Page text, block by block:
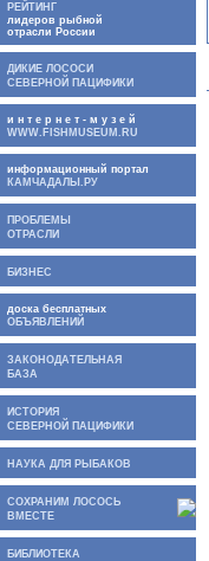
РЕЙТИНГ
лидеров рыбной
отрасли России
ДИКИЕ ЛОСОСИ
СЕВЕРНОЙ ПАЦИФИКИ
и н т е р н е т - м у з е й
WWW.FISHMUSEUM.RU
информационный портал
КАМЧАДАЛЫ.РУ
ПРОБЛЕМЫ
ОТРАСЛИ
БИЗНЕС
доска бесплатных
ОБЪЯВЛЕНИЙ
ЗАКОНОДАТЕЛЬНАЯ
БАЗА
ИСТОРИЯ
СЕВЕРНОЙ ПАЦИФИКИ
НАУКА ДЛЯ РЫБАКОВ
СОХРАНИМ ЛОСОСЬ
ВМЕСТЕ
БИБЛИОТЕКА